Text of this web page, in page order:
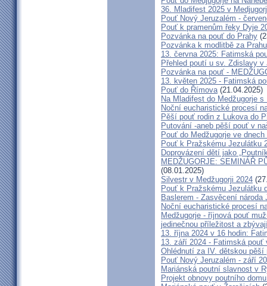
36. Mladifest 2025 v
Pouť Nový Jeruzalém -
Pouť k pramenům řeky Dyje
Pozvánka na pouť do Prahy
Pozvánka k modlitbě za
13. června 2025: Fatimská
Přehled poutí u sv. Zdislavy
Pozvánka na pouť -
13. květen 2025 - Fatimská
Pouť do Římova(21.04.2025)
Na Mladifest do Medžugorje s
Noční eucharistické procesí
Pěší pouť rodin z Lukova do
Putování -aneb pěší pouť v
Pouť do Medžugorje ve
Pouť k Pražskému Jezulátku
Doprovázení dětí jako
MEDŽUGORJE: SEMINÁŘ
(08.01.2025)
Silvestr v Medžugorji 2024
Pouť k Pražskému Jezulátku
Baslerem - Zasvěcení národa
Noční eucharistické procesí
Medžugorje - říjnová pouť
jedinečnou příležitost a
13. října 2024 v 16 hodin:
13. září 2024 - Fatimská pouť
Ohlédnutí za IV. dětskou
Pouť Nový Jeruzalém - září
Mariánská poutní slavnost v
Projekt obnovy poutního